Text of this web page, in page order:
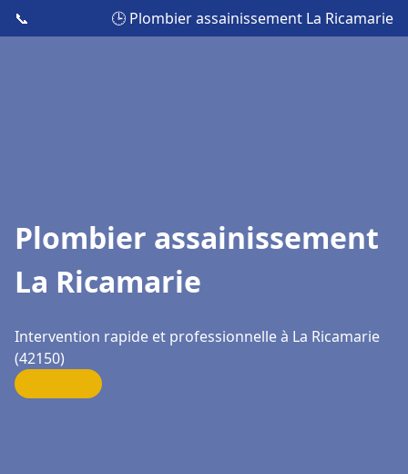
📞 🕒 Plombier assainissement La Ricamarie
Plombier assainissement
La Ricamarie
Intervention rapide et professionnelle à La Ricamarie
(42150)